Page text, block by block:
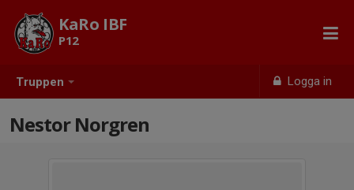
Truppen Logga in
KaRo IBF
P12
Nestor Norgren